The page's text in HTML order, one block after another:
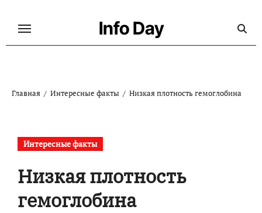
Info Day
Главная Интересные факты Низкая плотность гемоглобина
Интересные факты
Низкая плотность
гемоглобина